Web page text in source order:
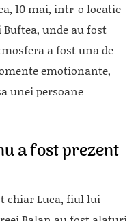
10 mai, intr-o locatie
unde au fost
a fost una de
emotionante,
unei persoane
a fost prezent
chiar Luca, fiul lui